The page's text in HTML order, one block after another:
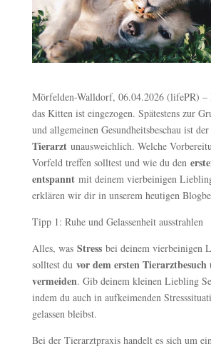
Mörfelden-Walldorf, 06.04.2026 (lifePR) –
das Kitten ist eingezogen. Spätestens zur
und allgemeinen Gesundheitsbeschau ist der
Tierarztunausweichlich. Welche
Vorfeld treffen solltest und wie du den
entspanntmit deinem vierbeinigen
erklären wir dir in unserem heutigen
Tipp 1: Ruhe und Gelassenheit ausstrahlen
Alles, was Stressbei deinem vierbeinigen
solltest du vor dem ersten
vermeiden. Gib deinem kleinen Liebling
indem du auch in aufkeimenden
gelassen bleibst.
Bei der Tierarztpraxis handelt es sich um